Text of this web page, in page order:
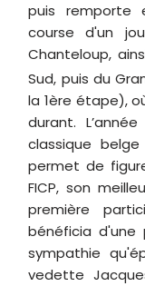
puis remporte
course d'un
Chanteloup,
Sud, puis du
la 1ère étape),
durant.
classique
permet de
FICP, son
première
bénéficia
sympathie
vedette